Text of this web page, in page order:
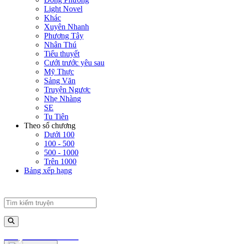
Light Novel
Khác
Xuyên Nhanh
Phương Tây
Nhân Thú
Tiểu thuyết
Cưới trước yêu sau
Mỹ Thực
Sảng Văn
Truyện Ngược
Nhẹ Nhàng
SE
Tu Tiên
Theo số chương
Dưới 100
100 - 500
500 - 1000
Trên 1000
Bảng xếp hạng
truyenfullz.com